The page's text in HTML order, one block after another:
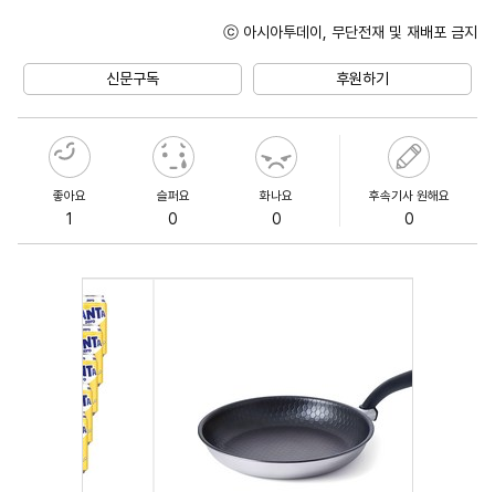
ⓒ 아시아투데이, 무단전재 및 재배포 금지
신문구독 후원하기
좋아요
1
슬퍼요
0
화나요
0
후속기사 원해요
0